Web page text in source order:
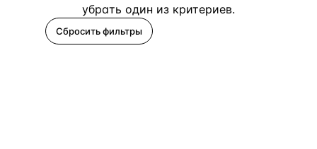
убрать один из критериев.
Сбросить фильтры